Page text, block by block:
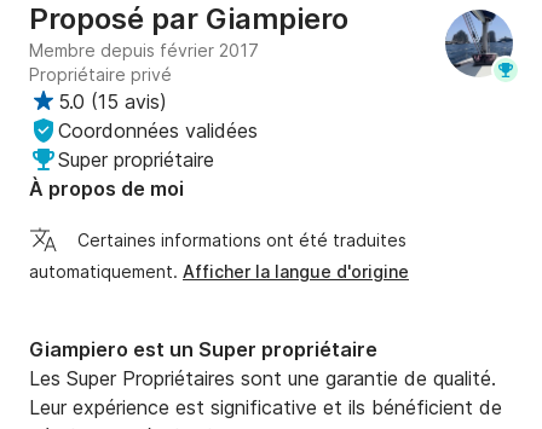
Proposé par Giampiero
Membre depuis février 2017
Propriétaire privé
5.0 (15 avis)
Coordonnées validées
Super propriétaire
À propos de moi
Certaines informations ont été traduites
automatiquement. Afficher la langue d'origine
Giampiero est un Super propriétaire
Les Super Propriétaires sont une garantie de qualité.
Leur expérience est significative et ils bénéficient de